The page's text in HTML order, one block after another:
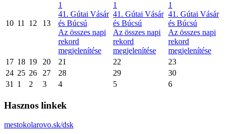
10 11 12 13
1
41. Gútai Vásár
és Búcsú
Az összes napi
rekord
megjelenítése
1
41. Gútai Vásár
és Búcsú
Az összes napi
rekord
megjelenítése
1
41. Gútai Vásár
és Búcsú
Az összes napi
rekord
megjelenítése
17 18 19 20 21 22
23
24 25 26 27 28 29
30
31
1 2 3 4 5 6
Hasznos linkek
mestokolarovo.sk/dsk